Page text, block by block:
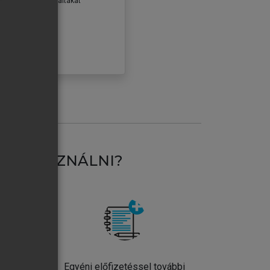
HASZNÁLNI?
Egyéni előfizetéssel további